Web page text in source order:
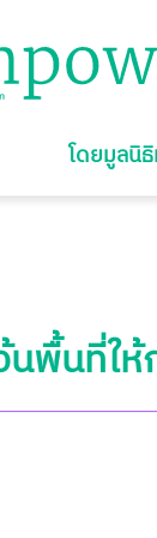
โดยมูลนิ
นพื้นที่ใ